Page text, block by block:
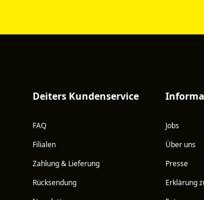
Deiters Kundenservice
FAQ
Filialen
Zahlung & Lieferung
Rücksendung
Jobs
Über uns
Presse
Erklärung